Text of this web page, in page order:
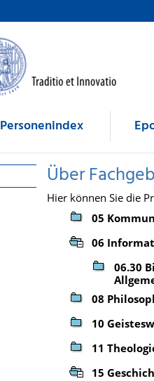
Personenindex
Über
Hier können Sie die
05
06
06.30
08
10
11
15